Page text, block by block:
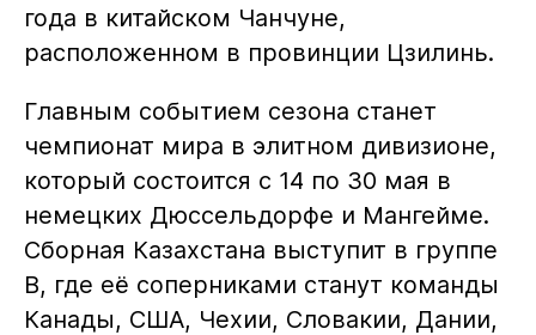
года в китайском Чанчуне,
расположенном в провинции Цзилинь.
Главным событием сезона станет
чемпионат мира в элитном дивизионе,
который состоится с 14 по 30 мая в
немецких Дюссельдорфе и Мангейме.
Сборная Казахстана выступит в группе
B, где её соперниками станут команды
Канады, США, Чехии, Словакии, Дании,